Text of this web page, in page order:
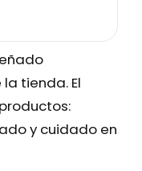
tienda. El
y cuidado en